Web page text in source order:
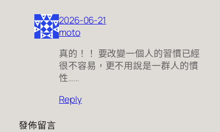
2026-06-21
moto
真的！！ 要改變一個人的習慣已經
很不容易，更不用說是一群人的慣
性……
Reply
發佈留言